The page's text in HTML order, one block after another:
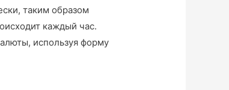
таким образом
каждый час.
используя форму